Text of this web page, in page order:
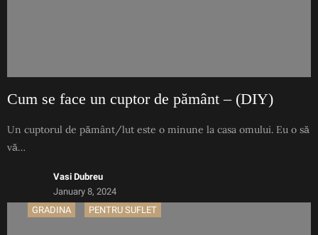
Cum se face un cuptor de pământ – (DIY)
Un cuptorul de pământ/lut este o minune la casa omului. Eu o să
vă…
Vasi Dubreu
January 8, 2024
GRADINA
PENTRU SUFLET